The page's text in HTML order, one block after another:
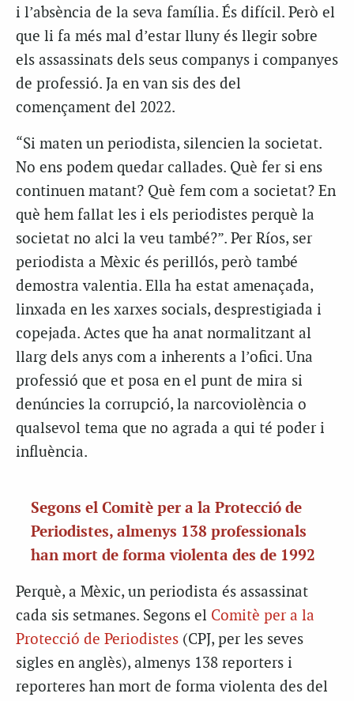
i l’absència de la seva família. És difícil. Però el
que li fa més mal d’estar lluny és llegir sobre
els assassinats dels seus companys i companyes
de professió. Ja en van sis des del
començament del 2022.
“Si maten un periodista, silencien la societat.
No ens podem quedar callades. Què fer si ens
continuen matant? Què fem com a societat? En
què hem fallat les i els periodistes perquè la
societat no alci la veu també?”. Per Ríos, ser
periodista a Mèxic és perillós, però també
demostra valentia. Ella ha estat amenaçada,
linxada en les xarxes socials, desprestigiada i
copejada. Actes que ha anat normalitzant al
llarg dels anys com a inherents a l’ofici. Una
professió que et posa en el punt de mira si
denúncies la corrupció, la narcoviolència o
qualsevol tema que no agrada a qui té poder i
influència.
Segons el Comitè per a la Protecció de
Periodistes, almenys 138 professionals
han mort de forma violenta des de 1992
Perquè, a Mèxic, un periodista és assassinat
cada sis setmanes. Segons el Comitè per a la
Protecció de Periodistes (CPJ, per les seves
sigles en anglès), almenys 138 reporters i
reporteres han mort de forma violenta des del